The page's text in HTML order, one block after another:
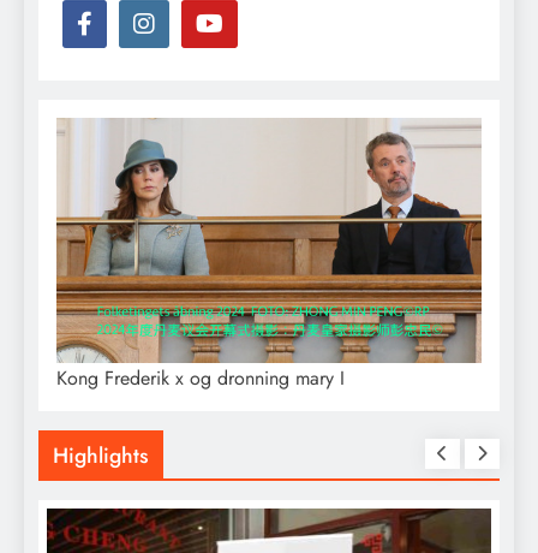
Kong Frederik x og dronning mary I
Highlights